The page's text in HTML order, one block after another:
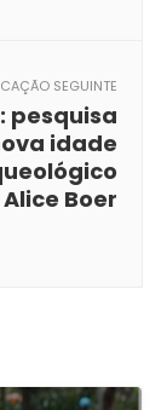
SEGUINTE
pesquisa
idade
Alice Boer